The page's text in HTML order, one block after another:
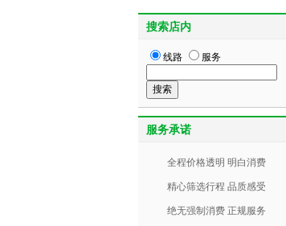
搜索店内
线路 服务
服务承诺
全程价格透明 明白消费
精心筛选行程 品质感受
绝无强制消费 正规服务